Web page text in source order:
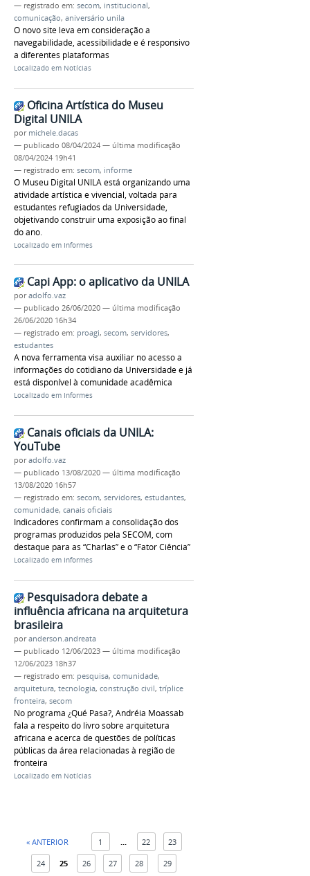
— registrado em: secom, institucional,
comunicação, aniversário unila
O novo site leva em consideração a
navegabilidade, acessibilidade e é responsivo
a diferentes plataformas
Localizado em Notícias
Oficina Artística do Museu
Digital UNILA
por michele.dacas
— publicado 08/04/2024 — última modificação
08/04/2024 19h41
— registrado em: secom, informe
O Museu Digital UNILA está organizando uma
atividade artística e vivencial, voltada para
estudantes refugiados da Universidade,
objetivando construir uma exposição ao final
do ano.
Localizado em Informes
Capi App: o aplicativo da UNILA
poradolfo.vaz
— publicado 26/06/2020 — última modificação
26/06/2020 16h34
— registrado em: proagi, secom, servidores,
estudantes
A nova ferramenta visa auxiliar no acesso a
informações do cotidiano da Universidade e já
está disponível à comunidade acadêmica
Localizado em Informes
Canais oficiais da UNILA:
YouTube
poradolfo.vaz
— publicado 13/08/2020 — última modificação
13/08/2020 16h57
— registrado em: secom, servidores, estudantes,
comunidade, canais oficiais
Indicadores confirmam a consolidação dos
programas produzidos pela SECOM, com
destaque para as “Charlas” e o “Fator Ciência”
Localizado em Informes
Pesquisadora debate a
influência africana na arquitetura
brasileira
poranderson.andreata
— publicado 12/06/2023 — última modificação
12/06/2023 18h37
— registrado em: pesquisa, comunidade,
arquitetura, tecnologia, construção civil, tríplice
fronteira, secom
No programa ¿Qué Pasa?, Andréia Moassab
fala a respeito do livro sobre arquitetura
africana e acerca de questões de políticas
públicas da área relacionadas à região de
fronteira
Localizado em Notícias
« ANTERIOR 1 22 23
24 25 26 27 28 29